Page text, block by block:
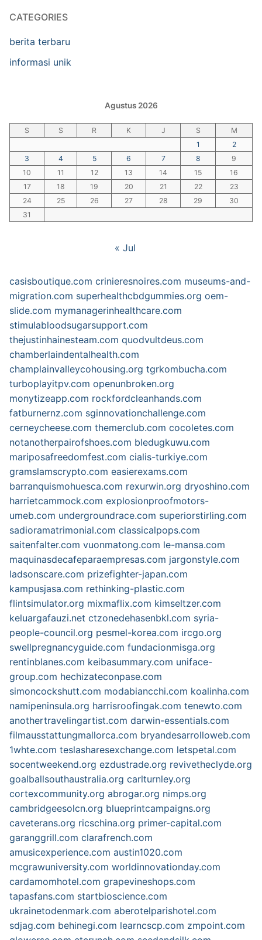
CATEGORIES
berita terbaru
informasi unik
Agustus 2026
S S R K J S
M
1
2
3
4 5 6 7 8
9
10
11 12 13 14 15
16
17
18 19 20 21 22
23
24
25 26 27 28 29
30
31
« Jul
casisboutique.com crinieresnoires.com museums-and-
migration.com superhealthcbdgummies.org oem-
slide.com mymanagerinhealthcare.com
stimulabloodsugarsupport.com
thejustinhainesteam.com quodvultdeus.com
chamberlaindentalhealth.com
champlainvalleycohousing.org tgrkombucha.com
turboplayitpv.com openunbroken.org
monytizeapp.com rockfordcleanhands.com
fatburnernz.com sginnovationchallenge.com
cerneycheese.com themerclub.com cocoletes.com
notanotherpairofshoes.com bledugkuwu.com
mariposafreedomfest.com cialis-turkiye.com
gramslamscrypto.com easierexams.com
barranquismohuesca.com rexurwin.org dryoshino.com
harrietcammock.com explosionproofmotors-
umeb.com undergroundrace.com superiorstirling.com
sadioramatrimonial.com classicalpops.com
saitenfalter.com vuonmatong.com le-mansa.com
maquinasdecafeparaempresas.com jargonstyle.com
ladsonscare.com prizefighter-japan.com
kampusjasa.com rethinking-plastic.com
flintsimulator.org mixmaflix.com kimseltzer.com
keluargafauzi.net ctzonedehasenbkl.com syria-
people-council.org pesmel-korea.com ircgo.org
swellpregnancyguide.com fundacionmisga.org
rentinblanes.com keibasummary.com uniface-
group.com hechizateconpase.com
simoncockshutt.com modabiancchi.com koalinha.com
namipeninsula.org harrisroofingak.com tenewto.com
anothertravelingartist.com darwin-essentials.com
filmausstattungmallorca.com bryandesarrolloweb.com
1whte.com teslasharesexchange.com letspetal.com
socentweekend.org ezdustrade.org revivetheclyde.org
goalballsouthaustralia.org carlturnley.org
cortexcommunity.org abrogar.org nimps.org
cambridgeesolcn.org blueprintcampaigns.org
caveterans.org ricschina.org primer-capital.com
garanggrill.com clarafrench.com
amusicexperience.com austin1020.com
mcgrawuniversity.com worldinnovationday.com
cardamomhotel.com grapevineshops.com
tapasfans.com startbioscience.com
ukrainetodenmark.com aberotelparishotel.com
sdjag.com behinegi.com learncscp.com zmpoint.com